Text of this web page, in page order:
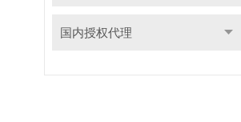
国内授权代理